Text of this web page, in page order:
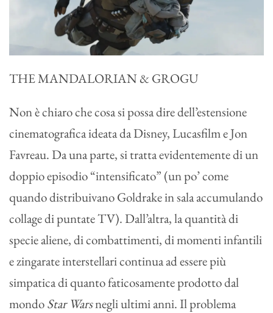
THE MANDALORIAN & GROGU
Non è chiaro che cosa si possa dire dell’estensione
cinematografica ideata da Disney, Lucasfilm e Jon
Favreau. Da una parte, si tratta evidentemente di un
doppio episodio “intensificato” (un po’ come
quando distribuivano Goldrake in sala accumulando
collage di puntate TV). Dall’altra, la quantità di
specie aliene, di combattimenti, di momenti infantili
e zingarate interstellari continua ad essere più
simpatica di quanto faticosamente prodotto dal
mondoStar Warsnegli ultimi anni. Il problema